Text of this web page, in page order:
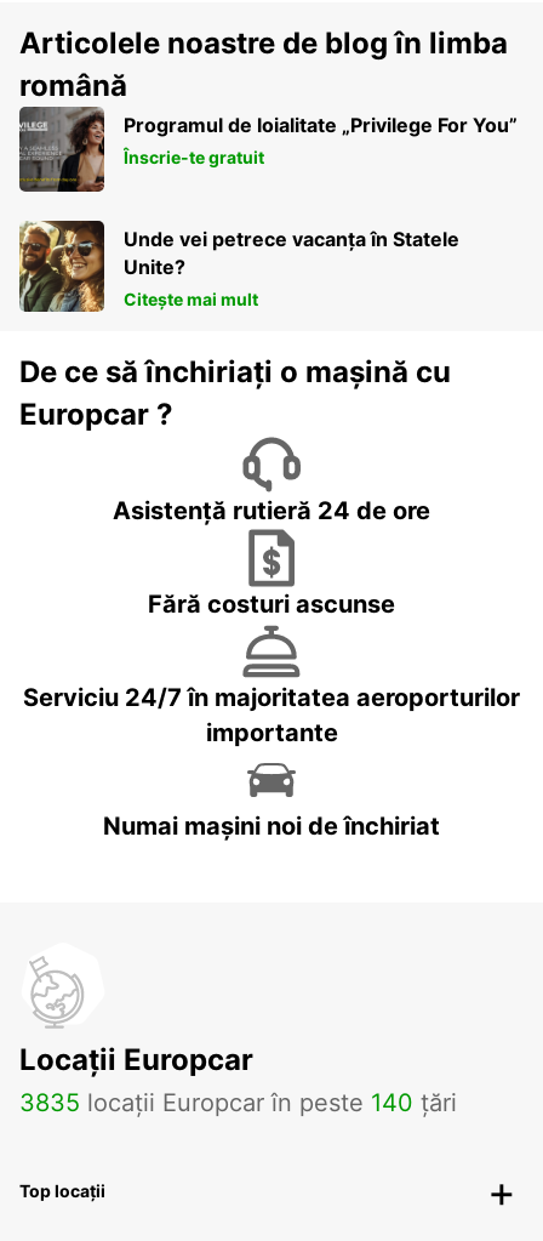
Articolele noastre de blog în limba
română
Programul de loialitate „Privilege For You”
Înscrie-te gratuit
Unde vei petrece vacanța în Statele
Unite?
Citește mai mult
De ce să închiriați o mașină cu
Europcar ?
Asistență rutieră 24 de ore
Fără costuri ascunse
Serviciu 24/7 în majoritatea aeroporturilor
importante
Numai mașini noi de închiriat
Locații Europcar
3835 locații Europcar în peste 140 țări
Top locații